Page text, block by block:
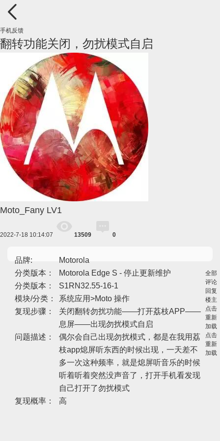
手机反馈
翻转功能关闭，勿扰模式自启
Moto_Fany LV1
2022-7-18 10:14:07 13509 0
品牌:
Motorola
分类版本：
Motorola Edge S - 停止更新维护
分类版本：
S1RN32.55-16-1
模块/分类：
系统应用>Moto 操作
复现步骤：
关闭翻转勿扰功能——打开荔枝APP——
息屏——出现勿扰模式自启
问题描述：
偶尔会自己出现勿扰模式，都是在我用荔
枝app熄屏听东西的时候出现，一天差不
多一次这种频率，就是熄屏听音乐的时候
听着听着突然没声音了，打开手机看发现
自己打开了勿扰模式
复现概率：
高
全部
评论
回复
楼主
点击
重新
加载
点击
重新
加载